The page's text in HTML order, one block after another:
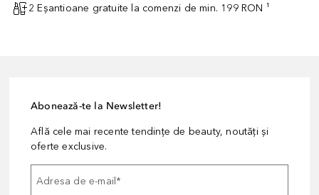
2 Eșantioane gratuite la comenzi de min. 199 RON ¹
Abonează-te la Newsletter!
Află cele mai recente tendințe de beauty, noutăți și
oferte exclusive.
Adresa de e-mail*